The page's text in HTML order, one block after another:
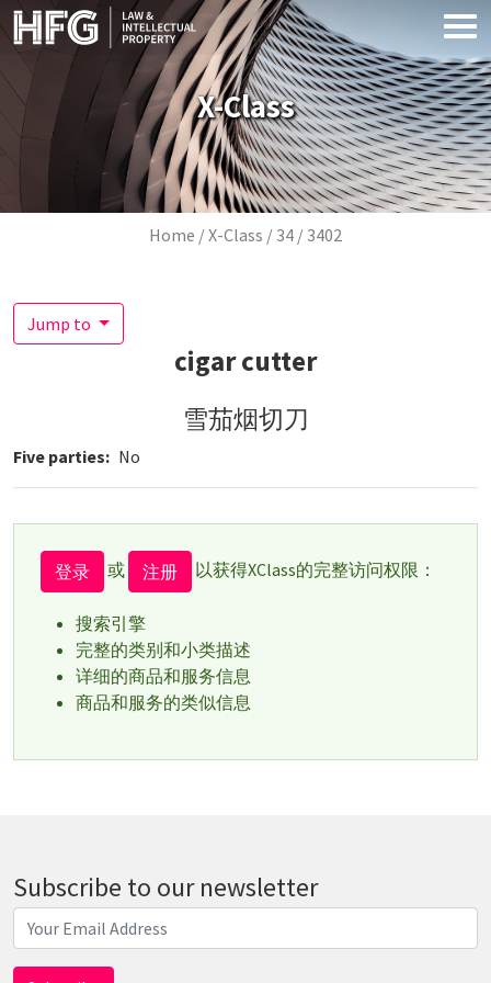
Skip to main content
X-Class
Breadcrumb
Home X-Class 34 3402
Jump to
cigar cutter
雪茄烟切刀
Five parties No
登录 或 注册 以获得XClass的完整访问权限：
搜索引擎
完整的类别和小类描述
详细的商品和服务信息
商品和服务的类似信息
Subscribe to our newsletter